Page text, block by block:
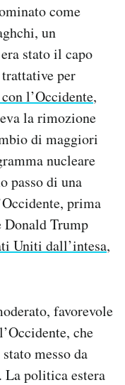
come
un
stato il capo
per
l’Occidente,
la rimozione
di maggiori
nucleare
passo di una
prima
Donald Trump
Uniti dall’intesa,
favorevole
che
messo da
La politica estera